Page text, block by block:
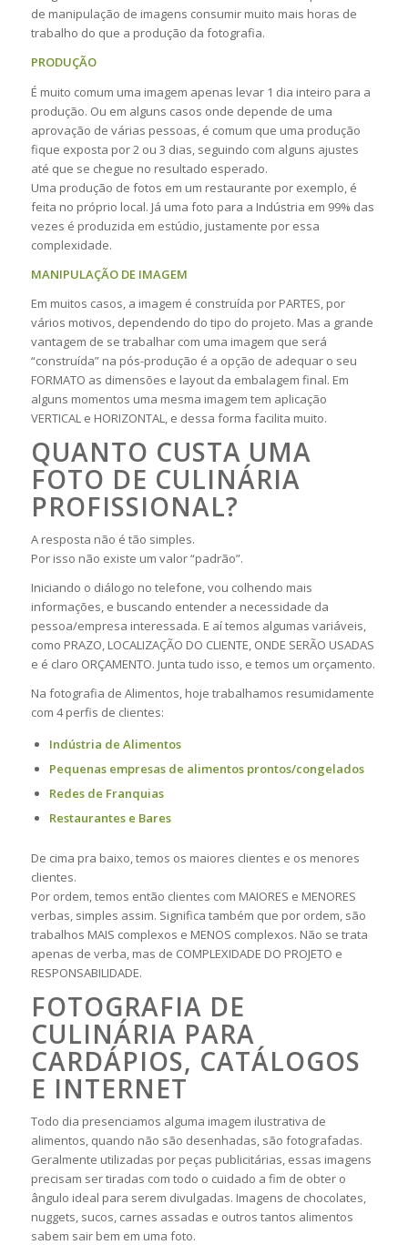
de manipulação de imagens consumir muito mais horas de
trabalho do que a produção da fotografia.
PRODUÇÃO
É muito comum uma imagem apenas levar 1 dia inteiro para a
produção. Ou em alguns casos onde depende de uma
aprovação de várias pessoas, é comum que uma produção
fique exposta por 2 ou 3 dias, seguindo com alguns ajustes
até que se chegue no resultado esperado.
Uma produção de fotos em um restaurante por exemplo, é
feita no próprio local. Já uma foto para a Indústria em 99% das
vezes é produzida em estúdio, justamente por essa
complexidade.
MANIPULAÇÃO DE IMAGEM
Em muitos casos, a imagem é construída por PARTES, por
vários motivos, dependendo do tipo do projeto. Mas a grande
vantagem de se trabalhar com uma imagem que será
“construída” na pós-produção é a opção de adequar o seu
FORMATO as dimensões e layout da embalagem final. Em
alguns momentos uma mesma imagem tem aplicação
VERTICAL e HORIZONTAL, e dessa forma facilita muito.
QUANTO CUSTA UMA
FOTO DE CULINÁRIA
PROFISSIONAL?
A resposta não é tão simples.
Por isso não existe um valor “padrão”.
Iniciando o diálogo no telefone, vou colhendo mais
informações, e buscando entender a necessidade da
pessoa/empresa interessada. E aí temos algumas variáveis,
como PRAZO, LOCALIZAÇÃO DO CLIENTE, ONDE SERÃO USADAS
e é claro ORÇAMENTO. Junta tudo isso, e temos um orçamento.
Na fotografia de Alimentos, hoje trabalhamos resumidamente
com 4 perfis de clientes:
Indústria de Alimentos
Pequenas empresas de alimentos prontos/congelados
Redes de Franquias
Restaurantes e Bares
De cima pra baixo, temos os maiores clientes e os menores
clientes.
Por ordem, temos então clientes com MAIORES e MENORES
verbas, simples assim. Significa também que por ordem, são
trabalhos MAIS complexos e MENOS complexos. Não se trata
apenas de verba, mas de COMPLEXIDADE DO PROJETO e
RESPONSABILIDADE.
FOTOGRAFIA DE
CULINÁRIA PARA
CARDÁPIOS, CATÁLOGOS
E INTERNET
Todo dia presenciamos alguma imagem ilustrativa de
alimentos, quando não são desenhadas, são fotografadas.
Geralmente utilizadas por peças publicitárias, essas imagens
precisam ser tiradas com todo o cuidado a fim de obter o
ângulo ideal para serem divulgadas. Imagens de chocolates,
nuggets, sucos, carnes assadas e outros tantos alimentos
sabem sair bem em uma foto.